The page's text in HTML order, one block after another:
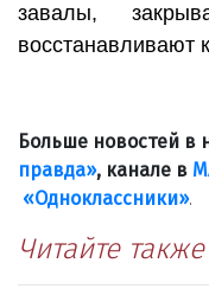
завалы,
восстанавливают
Больше новостей в
правда», канале в
«Одноклассники».
Читайте также